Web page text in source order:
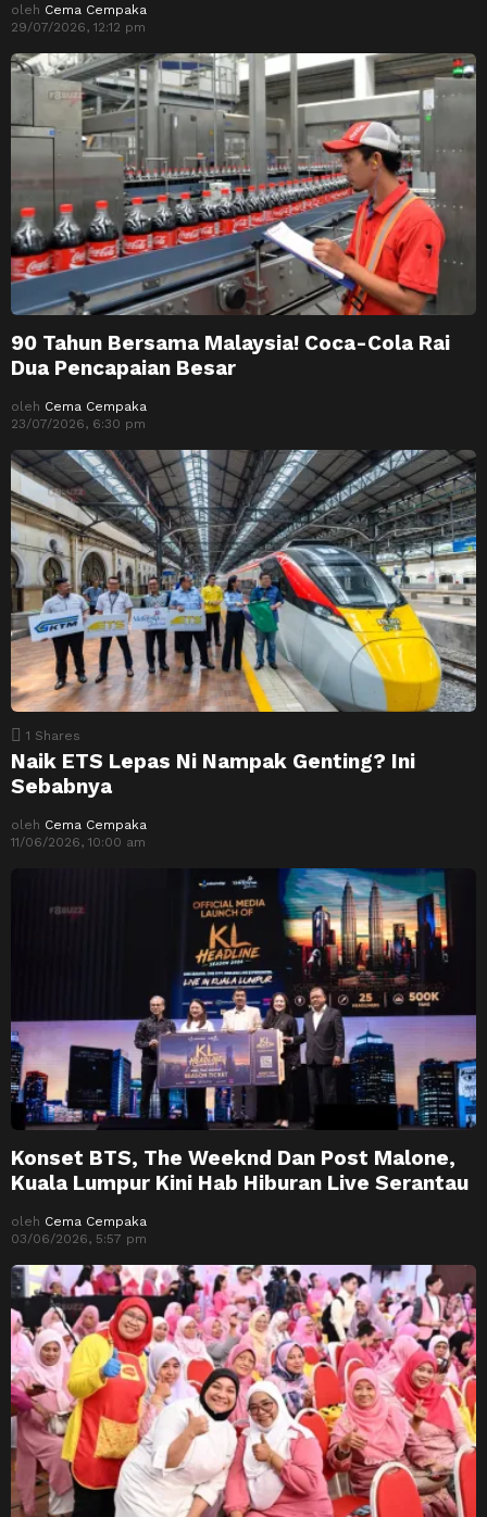
oleh Cema Cempaka
29/07/2026, 12:12 pm
90 Tahun Bersama Malaysia! Coca-Cola Rai
Dua Pencapaian Besar
oleh Cema Cempaka
23/07/2026, 6:30 pm
1 Shares
Naik ETS Lepas Ni Nampak Genting? Ini
Sebabnya
oleh Cema Cempaka
11/06/2026, 10:00 am
Konset BTS, The Weeknd Dan Post Malone,
Kuala Lumpur Kini Hab Hiburan Live Serantau
oleh Cema Cempaka
03/06/2026, 5:57 pm